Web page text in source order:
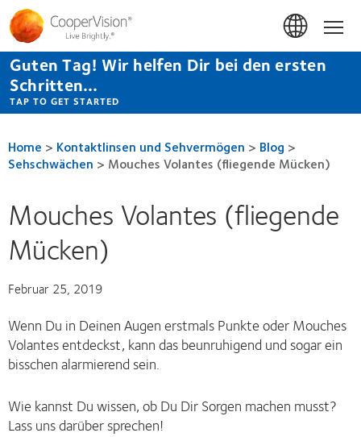
Direkt
zum
Inhalt
Guten Tag! Wir helfen Dir bei den ersten
Schritten...
TAP TO GET STARTED
Home > Kontaktlinsen und Sehvermögen > Blog >
Sehschwächen > Mouches Volantes (fliegende Mücken)
Mouches Volantes (fliegende
Mücken)
Februar 25, 2019
Wenn Du in Deinen Augen erstmals Punkte oder Mouches
Volantes entdeckst, kann das beunruhigend und sogar ein
bisschen alarmierend sein.
Wie kannst Du wissen, ob Du Dir Sorgen machen musst?
Lass uns darüber sprechen!